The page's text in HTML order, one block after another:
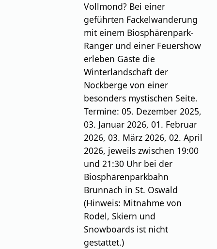
Vollmond? Bei einer
geführten Fackelwanderung
mit einem Biosphärenpark-
Ranger und einer Feuershow
erleben Gäste die
Winterlandschaft der
Nockberge von einer
besonders mystischen Seite.
Termine: 05. Dezember 2025,
03. Januar 2026, 01. Februar
2026, 03. März 2026, 02. April
2026, jeweils zwischen 19:00
und 21:30 Uhr bei der
Biosphärenparkbahn
Brunnach in St. Oswald
(Hinweis: Mitnahme von
Rodel, Skiern und
Snowboards ist nicht
gestattet.)